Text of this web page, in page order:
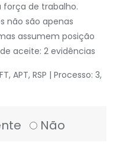
força de trabalho.
não são apenas
assumem posição
aceite: 2 evidências
APT, RSP | Processo: 3,
Não